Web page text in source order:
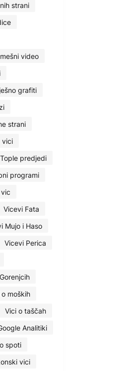
strani
video
grafiti
strani
vici
Tople predjedi
programi
vic
Vicevi Fata
Mujo i Haso
Vicevi Perica
moških
Vici o taščah
Analitiki
spoti
vici